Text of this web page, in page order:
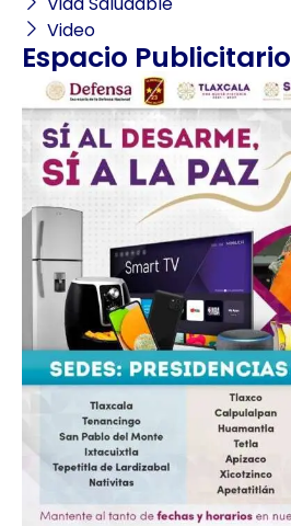
Video
Espacio Publicitario